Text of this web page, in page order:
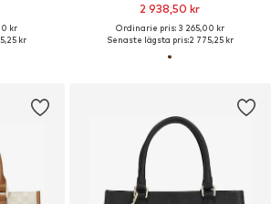
kr
kr
2 938,50 kr
Ordinarie pris: 3 265,00 kr
Senaste lägsta pris:2 775,25 kr